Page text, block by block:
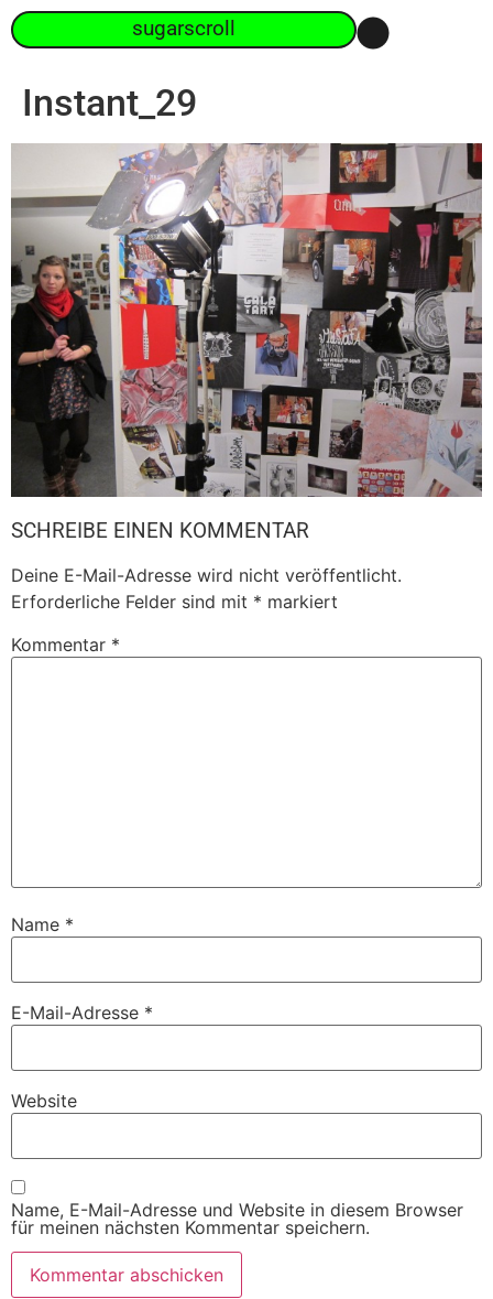
sugarscroll
Instant_29
SCHREIBE EINEN KOMMENTAR
Deine E-Mail-Adresse wird nicht veröffentlicht.
Erforderliche Felder sind mit * markiert
Kommentar *
Name *
E-Mail-Adresse *
Website
Name, E-Mail-Adresse und Website in diesem Browser
für meinen nächsten Kommentar speichern.